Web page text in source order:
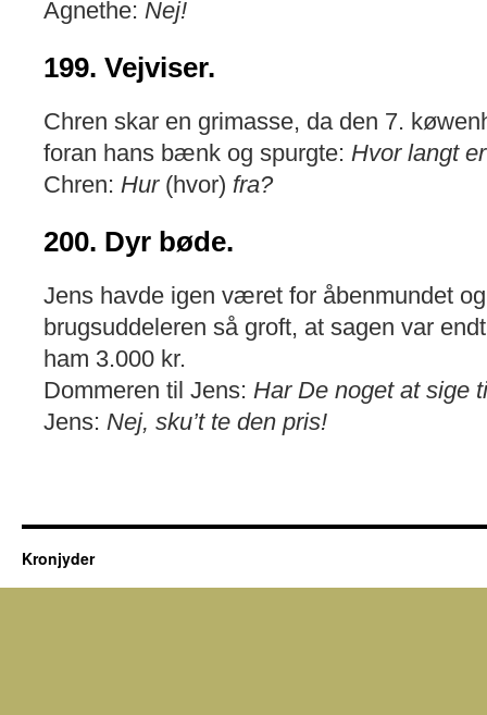
Agnethe: Nej!
199. Vejviser.
Chren skar en grimasse, da den 7.
foran hans bænk og spurgte: Hvor langt
Chren: Hur(hvor) fra?
200. Dyr bøde.
Jens havde igen været for åbenmundet
brugsuddeleren så groft, at sagen var
ham 3.000 kr.
Dommeren til Jens: Har De noget at sige
Jens: Nej, sku’t te den pris!
Kronjyder